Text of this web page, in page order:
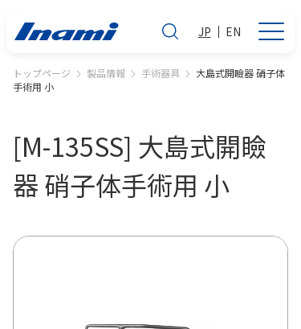
JP EN
トップページ 製品情報 手術器具
大島式開瞼器 硝子体
手術用 小
[M-135SS] 大島式開瞼
器 硝子体手術用 小